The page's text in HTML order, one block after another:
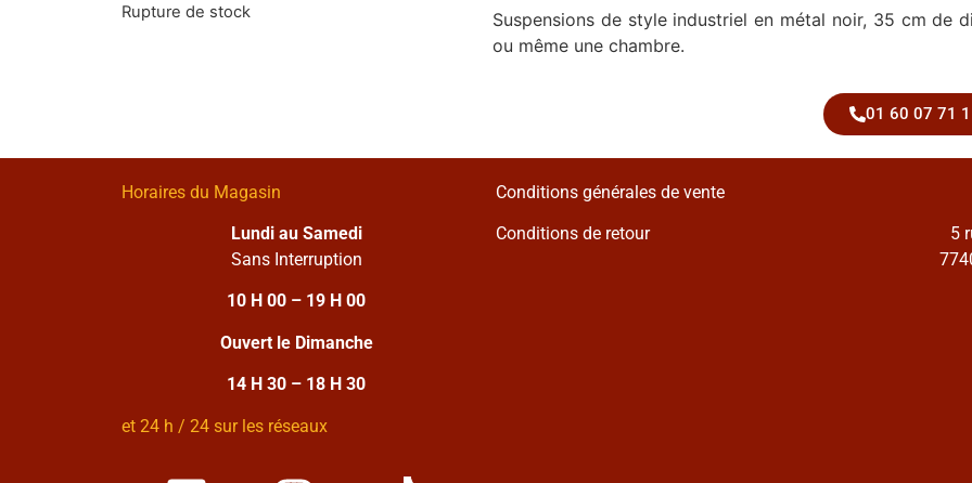
Rupture de stock
Suspensions de style industriel en métal noir, 35 cm de
ou même une chambre.
01 60 07 71
Horaires du Magasin
Lundi au Samedi
Sans Interruption
10 H 00 – 19 H 00
Ouvert le Dimanche
14 H 30 – 18 H 30
et 24 h / 24 sur les réseaux
Conditions générales de vente
Conditions de retour
5